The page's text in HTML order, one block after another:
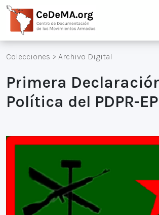
Colecciones > Archivo Digital
Primera
Política del PDPR-